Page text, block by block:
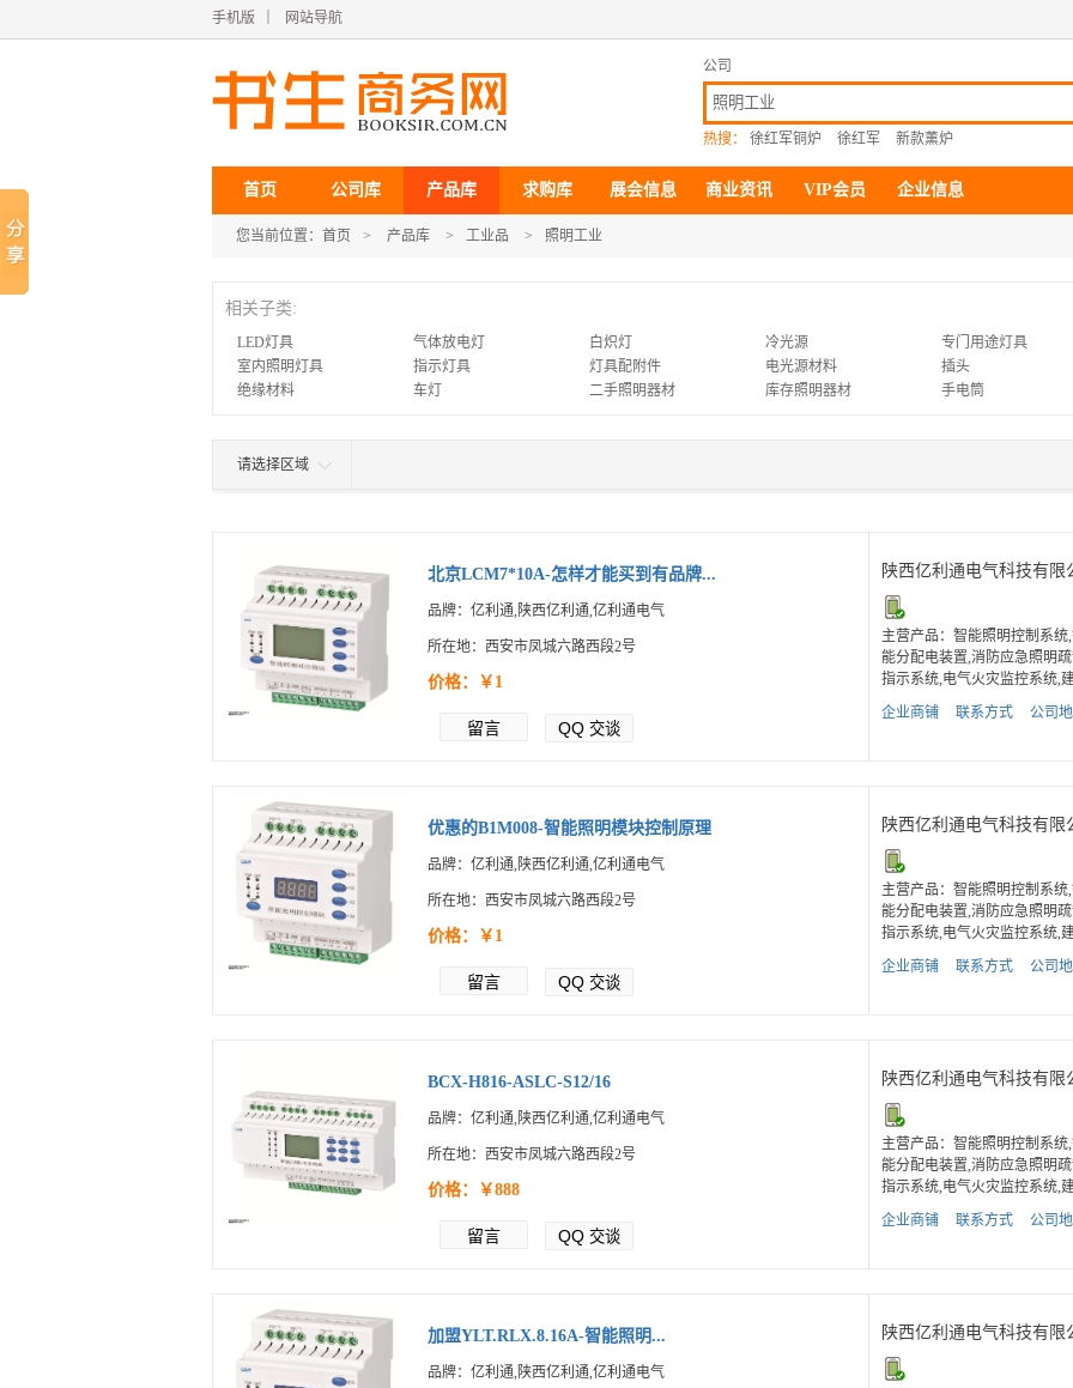
手机版 网站导航
公司
热搜： 徐红军铜炉 徐红军 新款薰炉
首页 公司库 产品库 求购库 展会信息 商业资讯 VIP会员 企业信息
您当前位置： 首页 > 产品库 > 工业品 > 照明工业
相关子类:
LED灯具 气体放电灯 白炽灯 冷光源 专门用途灯具
室内照明灯具
指示灯具 灯具配附件 电光源材料 插头
绝缘材料
车灯 二手照明器材 库存照明器材 手电筒
请选择区域
北京LCM7*10A-怎样才能买到有品牌...
品牌：亿利通,陕西亿利通,亿利通电气
所在地：西安市凤城六路西段2号
价格：￥1
留言 QQ 交谈
陕西亿利通电气科技有限
主营产品：智能照明控制系统
能分配电装置,消防应急照明
指示系统,电气火灾监控系统,
企业商铺
联系方式 公司
优惠的B1M008-智能照明模块控制原理
品牌：亿利通,陕西亿利通,亿利通电气
所在地：西安市凤城六路西段2号
价格：￥1
留言 QQ 交谈
陕西亿利通电气科技有限
主营产品：智能照明控制系统
能分配电装置,消防应急照明
指示系统,电气火灾监控系统,
企业商铺
联系方式 公司
BCX-H816-ASLC-S12/16
品牌：亿利通,陕西亿利通,亿利通电气
所在地：西安市凤城六路西段2号
价格：￥888
留言 QQ 交谈
陕西亿利通电气科技有限
主营产品：智能照明控制系统
能分配电装置,消防应急照明
指示系统,电气火灾监控系统,
企业商铺
联系方式 公司
加盟YLT.RLX.8.16A-智能照明...
品牌：亿利通,陕西亿利通,亿利通电气
陕西亿利通电气科技有限